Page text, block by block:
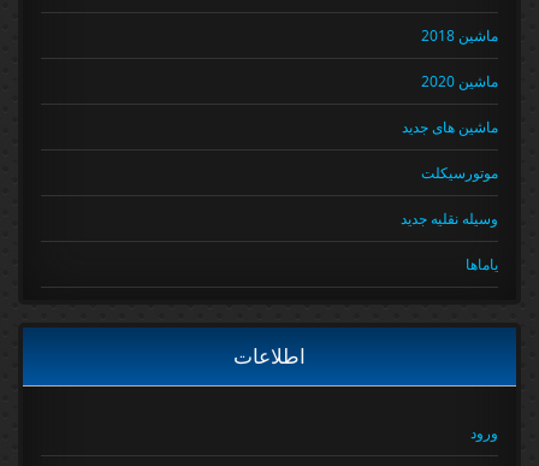
ماشین 2018
ماشین 2020
ماشین های جدید
موتورسیکلت
وسیله نقلیه جدید
یاماها
اطلاعات
ورود